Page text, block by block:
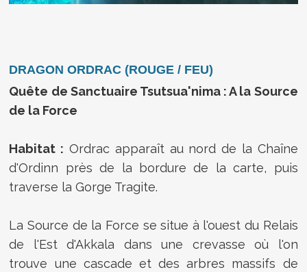
DRAGON ORDRAC (ROUGE / FEU)
Quête de Sanctuaire Tsutsua'nima : A la Source
de la Force
Habitat : Ordrac apparaît au nord de la Chaîne
d'Ordinn près de la bordure de la carte, puis
traverse la Gorge Tragite.
La Source de la Force se situe à l'ouest du Relais
de l'Est d'Akkala dans une crevasse où l'on
trouve une cascade et des arbres massifs de